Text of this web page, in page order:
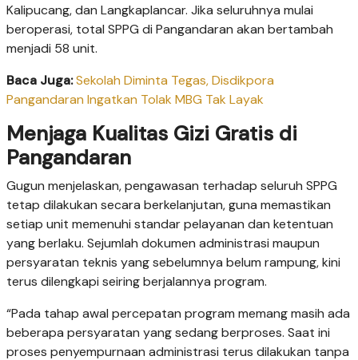
Kalipucang, dan Langkaplancar. Jika seluruhnya mulai
beroperasi, total SPPG di Pangandaran akan bertambah
menjadi 58 unit.
Baca Juga:Sekolah Diminta Tegas, Disdikpora
Pangandaran Ingatkan Tolak MBG Tak Layak
Menjaga Kualitas Gizi Gratis di
Pangandaran
Gugun menjelaskan, pengawasan terhadap seluruh SPPG
tetap dilakukan secara berkelanjutan, guna memastikan
setiap unit memenuhi standar pelayanan dan ketentuan
yang berlaku. Sejumlah dokumen administrasi maupun
persyaratan teknis yang sebelumnya belum rampung, kini
terus dilengkapi seiring berjalannya program.
“Pada tahap awal percepatan program memang masih ada
beberapa persyaratan yang sedang berproses. Saat ini
proses penyempurnaan administrasi terus dilakukan tanpa